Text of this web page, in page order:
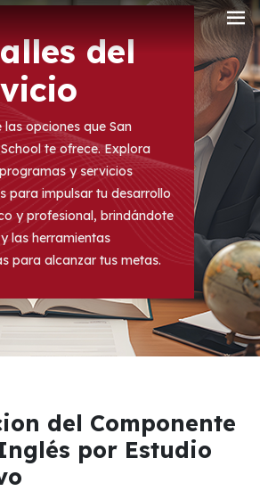
del
las opciones que San
te ofrece. Explora
y servicios
para impulsar tu desarrollo
y profesional, brindándote
las herramientas
para alcanzar tus metas.
del Componente
por Estudio